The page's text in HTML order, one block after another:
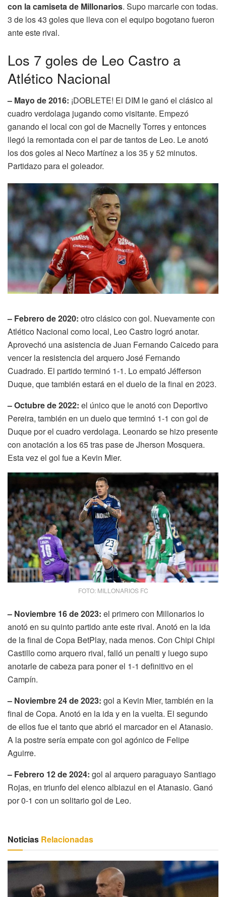
con la camiseta de Millonarios. Supo marcarle con todas.
3 de los 43 goles que lleva con el equipo bogotano fueron
ante este rival.
Los 7 goles de Leo Castro a
Atlético Nacional
– Mayo de 2016: ¡DOBLETE! El DIM le ganó el clásico al
cuadro verdolaga jugando como visitante. Empezó
ganando el local con gol de Macnelly Torres y entonces
llegó la remontada con el par de tantos de Leo. Le anotó
los dos goles al Neco Martínez a los 35 y 52 minutos.
Partidazo para el goleador.
– Febrero de 2020: otro clásico con gol. Nuevamente con
Atlético Nacional como local, Leo Castro logró anotar.
Aprovechó una asistencia de Juan Fernando Caicedo para
vencer la resistencia del arquero José Fernando
Cuadrado. El partido terminó 1-1. Lo empató Jéfferson
Duque, que también estará en el duelo de la final en 2023.
– Octubre de 2022: el único que le anotó con Deportivo
Pereira, también en un duelo que terminó 1-1 con gol de
Duque por el cuadro verdolaga. Leonardo se hizo presente
con anotación a los 65 tras pase de Jherson Mosquera.
Esta vez el gol fue a Kevin Mier.
FOTO: MILLONARIOS FC
– Noviembre 16 de 2023: el primero con Millonarios lo
anotó en su quinto partido ante este rival. Anotó en la ida
de la final de Copa BetPlay, nada menos. Con Chipi Chipi
Castillo como arquero rival, falló un penalti y luego supo
anotarle de cabeza para poner el 1-1 definitivo en el
Campín.
– Noviembre 24 de 2023: gol a Kevin Mier, también en la
final de Copa. Anotó en la ida y en la vuelta. El segundo
de ellos fue el tanto que abrió el marcador en el Atanasio.
A la postre sería empate con gol agónico de Felipe
Aguirre.
– Febrero 12 de 2024: gol al arquero paraguayo Santiago
Rojas, en triunfo del elenco albiazul en el Atanasio. Ganó
por 0-1 con un solitario gol de Leo.
Noticias Relacionadas